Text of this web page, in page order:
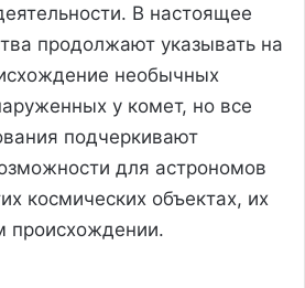
В настоящее
продолжают указывать на
необычных
у комет, но все
подчеркивают
для астрономов
космических объектах, их
происхождении.